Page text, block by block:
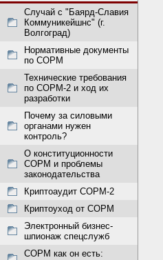
Случай с "Баярд-Славия
Коммуникейшнс" (г.
Волгоград)
Нормативные документы
по СОРМ
Технические требования
по СОРМ-2 и ход их
разработки
Почему за силовыми
органами нужен
контроль?
О конституционности
СОРМ и проблемы
законодательства
Криптоаудит СОРМ-2
Криптоуход от СОРМ
Электронный бизнес-
шпионаж спецслужб
СОРМ как он есть: